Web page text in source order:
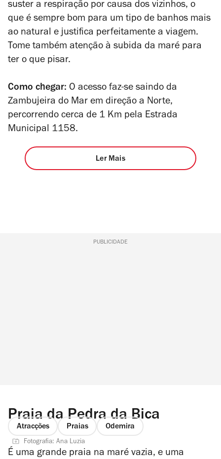
suster a respiração por causa dos vizinhos, o
que é sempre bom para um tipo de banhos mais
ao natural e justifica perfeitamente a viagem.
Tome também atenção à subida da maré para
ter o que pisar.
Como chegar: O acesso faz-se saindo da
Zambujeira do Mar em direção a Norte,
percorrendo cerca de 1 Km pela Estrada
Municipal 1158.
Ler Mais
PUBLICIDADE
Praia da Pedra da Bica
Atracções Praias Odemira
Fotografia: Ana Luzia
É uma grande praia na maré vazia, e uma